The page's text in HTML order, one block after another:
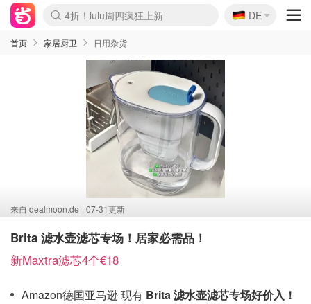
Boticinal 夏促开抢！
4折！lulu周四疯狂上新
还没结束！&OtherStories大促
Joybuy变相75折 随时失效
速领！Stanley独家85折
疑似霸哥！Camper额外叠85折
Zalando 奥莱闪促！每日更新
Moncler反季囤！5折起+叠9折
Coach Brooklyn仅€192
🇩🇪
DE
首页 家居厨卫 日用杂货
来自 dealmoon.de 07-31更新
Brita 滤水壶滤芯专场！居家必需品！
新Maxtra滤芯4个€18
Amazon德国亚马逊 现有 Brita 滤水壶滤芯专场好价入！